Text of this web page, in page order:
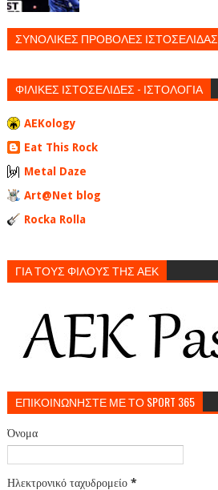
ΣΥΝΟΛΙΚΕΣ ΠΡΟΒΟΛΕΣ ΙΣΤΟΣΕΛΙΔΑΣ
ΦΙΛΙΚΕΣ ΙΣΤΟΣΕΛΙΔΕΣ - ΙΣΤΟΛΟΓΙΑ
AEKology
Eat This Rock
Metal Daze
Art@Net blog
Rocka Rolla
ΓΙΑ ΤΟΥΣ ΦΙΛΟΥΣ ΤΗΣ ΑΕΚ
ΕΠΙΚΟΙΝΩΝΗΣΤΕ ΜΕ ΤΟ SPORT 365
Όνομα
Ηλεκτρονικό ταχυδρομείο *